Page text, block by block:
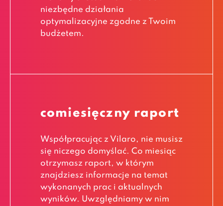
niezbędne działania
optymalizacyjne zgodne z Twoim
budżetem.
comiesięczny raport
Współpracując z Vilaro, nie musisz
się niczego domyślać. Co miesiąc
otrzymasz raport, w którym
znajdziesz informacje na temat
wykonanych prac i aktualnych
wyników. Uwzględniamy w nim